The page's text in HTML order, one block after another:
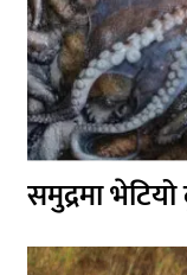
समुद्रमा